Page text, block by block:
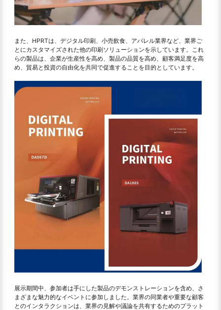
また、HPRTは、デジタル印刷、小売飲食、アパレル業界など、業界ご
とにカスタマイズされた他の印刷ソリューションを示しています。これ
らの製品は、企業が生産性を高め、製品の品質を高め、顧客満足度を高
め、貿易と投資の自由化を共同で促進することを目的としています。
展示期間中、参加者は手にした製品のデモンストレーションを含め、さ
まざまな魅力的なイベントに参加しました。業界の同業者や重要な顧客
とのインタラクションは、業界の見解や議論を共有するためのプラット